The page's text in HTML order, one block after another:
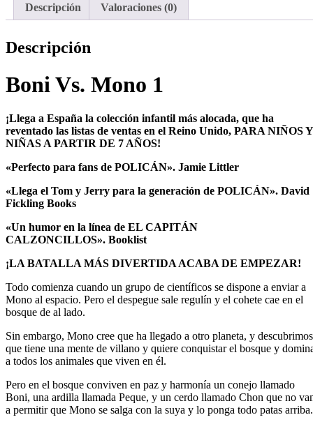
Descripción Valoraciones (0)
Descripción
Boni Vs. Mono 1
¡Llega a España la colección infantil más alocada, que ha
reventado las listas de ventas en el Reino Unido, PARA NIÑOS Y
NIÑAS A PARTIR DE 7 AÑOS!
«Perfecto para fans de POLICÁN». Jamie Littler
«Llega el Tom y Jerry para la generación de POLICÁN». David
Fickling Books
«Un humor en la línea de EL CAPITÁN
CALZONCILLOS». Booklist
¡LA BATALLA MÁS DIVERTIDA ACABA DE EMPEZAR!
Todo comienza cuando un grupo de científicos se dispone a enviar a
Mono al espacio. Pero el despegue sale regulín y el cohete cae en el
bosque de al lado.
Sin embargo, Mono cree que ha llegado a otro planeta, y descubrimos
que tiene una mente de villano y quiere conquistar el bosque y
a todos los animales que viven en él.
Pero en el bosque conviven en paz y harmonía un conejo llamado
Boni, una ardilla llamada Peque, y un cerdo llamado Chon que no
a permitir que Mono se salga con la suya y lo ponga todo patas arriba.